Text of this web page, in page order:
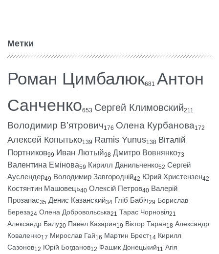
Метки
Роман Цимбалюк681 Антон
Санченко653 Сергей Климовский211
Володимир В’ятрович176 Олена Курбанова172
Алексей Копытько139 Ramis Yunus138 Віталій
Портников99 Иван Лютый98 Дмитро Вовнянко73
Валентина Емінова59 Кирилл Данильченко52 Сергей
Ауслендер49 Володимир Завгородній42 Юрий Христензен42
Костянтин Машовець40 Олексій Петров40 Валерій
Прозапас35 Денис Казанский34 Гліб Бабіч29 Борислав
Береза24 Олена Добровольська21 Тарас Чорновіл21
Александр Балу20 Павел Казарин19 Віктор Таран18 Александр
Коваленко17 Мирослав Гай16 Мартин Брест14 Кирилл
Сазонов12 Юрій Богданов12 Фашик Донецький11 Агія